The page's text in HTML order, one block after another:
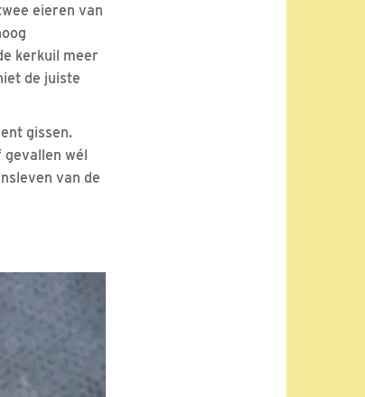
eieren van
kerkuil meer
de juiste
gissen.
gevallen wél
van de